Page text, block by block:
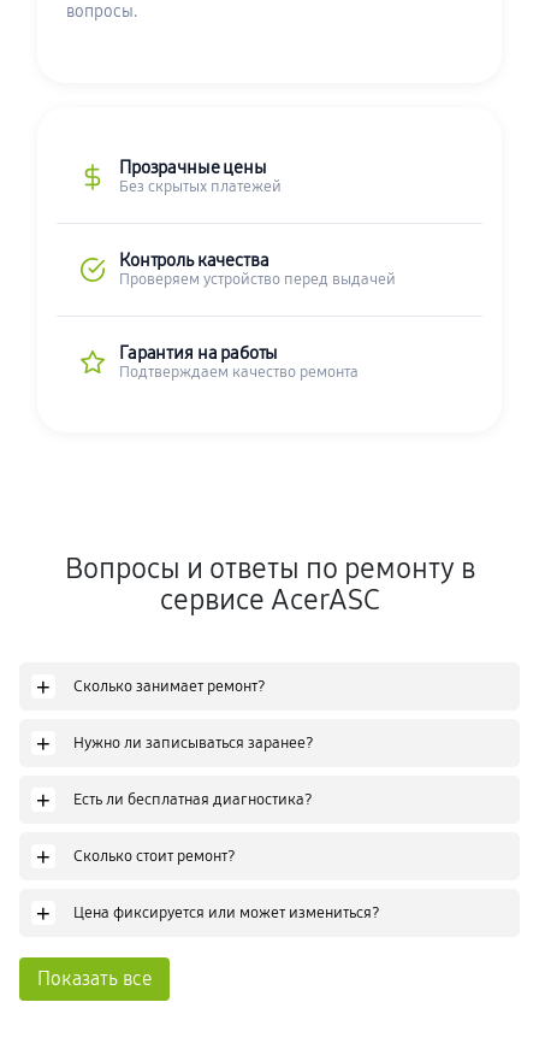
вопросы.
Прозрачные цены
Без скрытых платежей
Контроль качества
Проверяем устройство перед выдачей
Гарантия на работы
Подтверждаем качество ремонта
Вопросы и ответы по ремонту в
сервисе AcerASC
+ Сколько занимает ремонт?
+ Нужно ли записываться заранее?
+ Есть ли бесплатная диагностика?
+ Сколько стоит ремонт?
+ Цена фиксируется или может измениться?
Показать все